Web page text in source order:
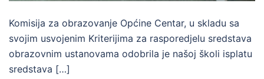
Komisija za obrazovanje Općine Centar, u skladu sa
svojim usvojenim Kriterijima za rasporedjelu sredstava
obrazovnim ustanovama odobrila je našoj školi isplatu
sredstava […]